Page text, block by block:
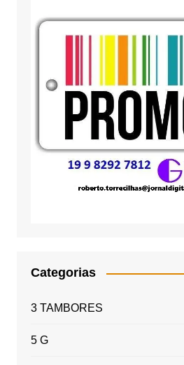
Categorias
3 TAMBORES
5 G